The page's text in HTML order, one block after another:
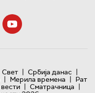
Свет | Србија данас |
| Мерила времена | Рат
| Сматрачница |